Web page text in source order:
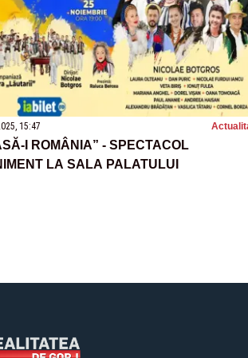
15:47
I ROMÂNIA” - SPECTACOL
LA SALA PALATULUI